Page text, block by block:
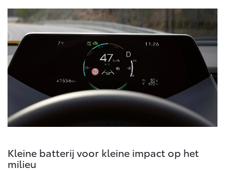
Kleine batterij voor kleine impact op het
milieu